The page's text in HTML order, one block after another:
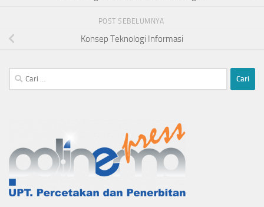
POST SEBELUMNYA
Konsep Teknologi Informasi
Cari
untuk: